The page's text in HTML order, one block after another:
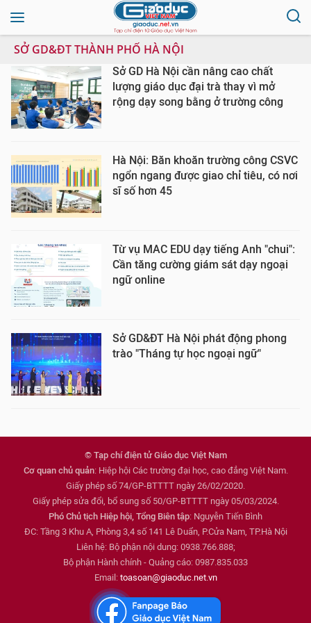
SỞ GD&ĐT THÀNH PHỐ HÀ NỘI
Sở GD Hà Nội cần nâng cao chất
lượng giáo dục đại trà thay vì mở
rộng dạy song bằng ở trường công
Hà Nội: Băn khoăn trường công CSVC
ngổn ngang được giao chỉ tiêu, có nơi
sĩ số hơn 45
Từ vụ MAC EDU dạy tiếng Anh "chui":
Cần tăng cường giám sát dạy ngoại
ngữ online
Sở GD&ĐT Hà Nội phát động phong
trào "Tháng tự học ngoại ngữ"
© Tạp chí điện tử Giáo dục Việt Nam
Cơ quan chủ quản: Hiệp hội Các trường đại học, cao đẳng Việt Nam.
Giấy phép số 74/GP-BTTTT ngày 26/02/2020.
Giấy phép sửa đổi, bổ sung số 50/GP-BTTTT ngày 05/03/2024.
Phó Chủ tịch Hiệp hội, Tổng Biên tập: Nguyễn Tiến Bình
ĐC: Tầng 3 Khu A, Phòng 3,4 số 141 Lê Duẩn, P.Cửa Nam, TP.Hà Nội
Liên hệ: Bộ phận nội dung: 0938.766.888;
Bộ phận Hành chính - Quảng cáo: 0987.835.033
Email: toasoan@giaoduc.net.vn